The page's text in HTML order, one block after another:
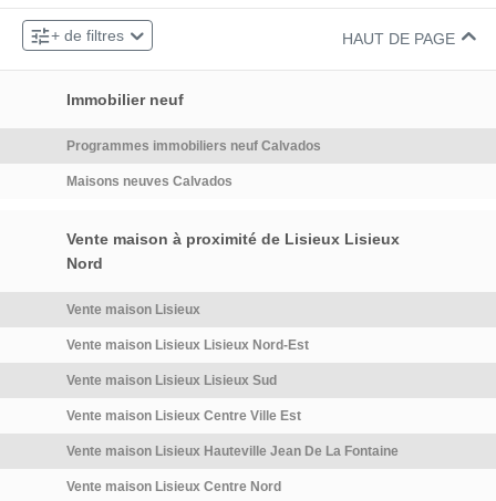
vous disposerez d'un GRAND
GARAGE qui pourrait être
LUMINEUX, une cuisine, un
une salle de bains ainsi qu' un
espace de rangement ( petit
chambres supplémentaires,
Contacter le vendeur par téléphone au :
HAUT DE PAGE
+ de filtres
Immobilier neuf
Programmes immobiliers neuf Calvados
Maisons neuves Calvados
Vente maison à proximité de Lisieux Lisieux
Nord
Vente maison Lisieux
Vente maison Lisieux Lisieux Nord-Est
Vente maison Lisieux Lisieux Sud
Vente maison Lisieux Centre Ville Est
Vente maison Lisieux Hauteville Jean De La Fontaine
Vente maison Lisieux Centre Nord